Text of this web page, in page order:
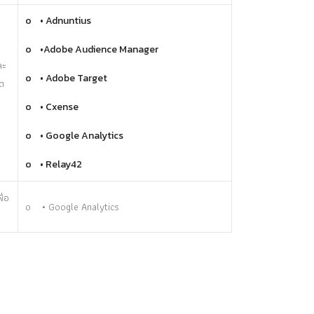
o • Adnuntius
o •Adobe Audience Manager
o • Adobe Target
o • Cxense
o • Google Analytics
o • Relay42
อ
o • Google Analytics